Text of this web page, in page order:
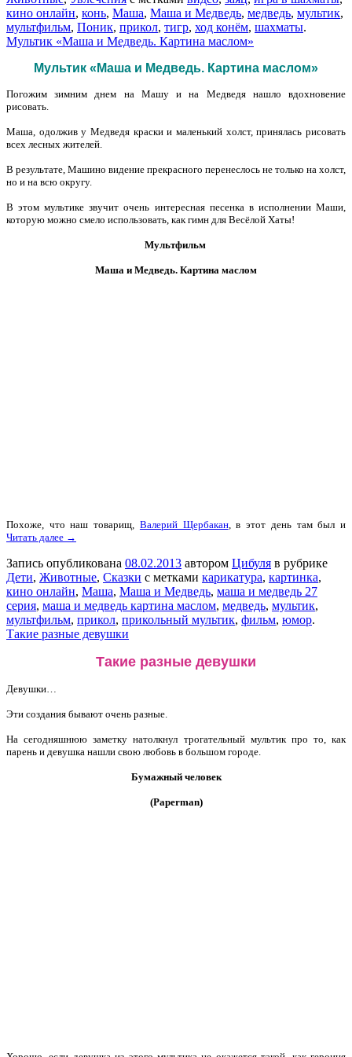
кино онлайн, конь, Маша, Маша и Медведь, медведь, мультик,
мультфильм, Поник, прикол, тигр, ход конём, шахматы.
Мультик «Маша и Медведь. Картина маслом»
Мультик «Маша и Медведь. Картина маслом»
Погожим зимним днем на Машу и на Медведя нашло вдохновение
рисовать.
Маша, одолжив у Медведя краски и маленький холст, принялась рисовать
всех лесных жителей.
В результате, Машино видение прекрасного перенеслось не только на холст,
но и на всю округу.
В этом мультике звучит очень интересная песенка в исполнении Маши,
которую можно смело использовать, как гимн для Весёлой Хаты!
Мультфильм
Маша и Медведь. Картина маслом
Похоже, что наш товарищ, Валерий Щербакан, в этот день там был и
Читать далее →
Запись опубликована 08.02.2013 автором Цибуля в рубрике
Дети, Животные, Сказки с метками карикатура, картинка,
кино онлайн, Маша, Маша и Медведь, маша и медведь 27
серия, маша и медведь картина маслом, медведь, мультик,
мультфильм, прикол, прикольный мультик, фильм, юмор.
Такие разные девушки
Такие разные девушки
Девушки…
Эти создания бывают очень разные.
На сегодняшнюю заметку натолкнул трогательный мультик про то, как
парень и девушка нашли свою любовь в большом городе.
Бумажный человек
(Paperman)